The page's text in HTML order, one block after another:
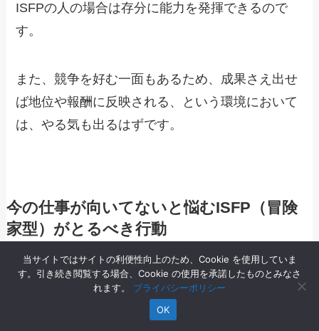
ISFPの人の場合は存分に能力を発揮できるので
す。
また、競争を好む一面もあるため、成果さえ出せ
ば地位や報酬に反映される、という環境において
は、やる気も出るはずです。
今の仕事が向いてないと悩むISFP（冒険
家型）がとるべき行動
当サイトではサイトの利便性向上のため、Cookie を使用していま
す。引き続き閲覧する場合、Cookie の使用を承諾したものとみなさ
れます。 プライバシーポリシー
OK